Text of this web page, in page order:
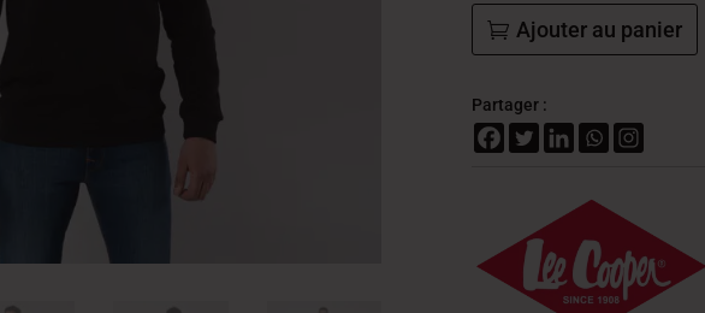
Ajouter au panier
Partager :